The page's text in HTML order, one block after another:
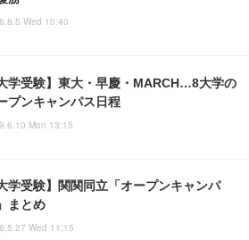
Wed 10:40
学受験】東大・早慶・MARCH…8大学の
プンキャンパス日程
Mon 13:15
大学受験】関関同立「オープンキャンパ
まとめ
Wed 11:15